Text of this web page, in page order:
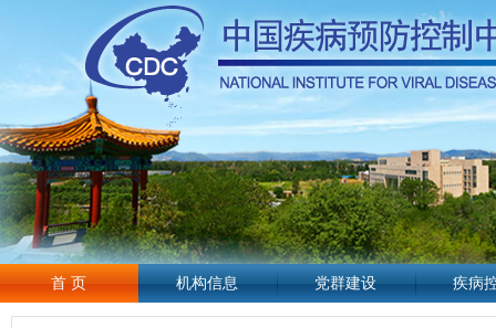
首 页 机构信息 党群建设 疾病